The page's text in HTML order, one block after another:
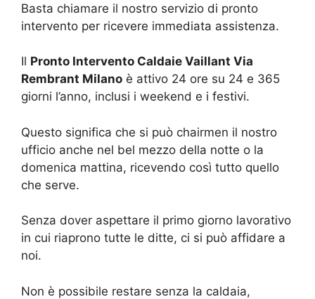
Basta chiamare il nostro servizio di pronto
intervento per ricevere immediata assistenza.
Il Pronto Intervento Caldaie Vaillant Via
Rembrant Milano è attivo 24 ore su 24 e 365
giorni l’anno, inclusi i weekend e i festivi.
Questo significa che si può chairmen il nostro
ufficio anche nel bel mezzo della notte o la
domenica mattina, ricevendo così tutto quello
che serve.
Senza dover aspettare il primo giorno lavorativo
in cui riaprono tutte le ditte, ci si può affidare a
noi.
Non è possibile restare senza la caldaia,